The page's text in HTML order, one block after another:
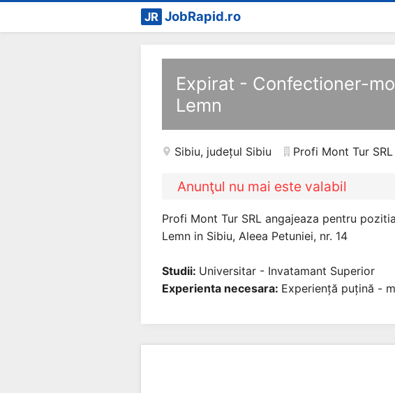
JR JobRapid.ro
Expirat - Confectioner-
Lemn
Sibiu, județul Sibiu Profi Mont Tur SRL
Anunţul nu mai este valabil
Profi Mont Tur SRL angajeaza pentru
Lemn in Sibiu, Aleea Petuniei, nr. 14
Studii: Universitar - Invatamant Superior
Experienta necesara: Experiență puțină -